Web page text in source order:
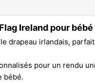
Ireland pour bébé
drapeau irlandais,
pour un rendu
bébé.